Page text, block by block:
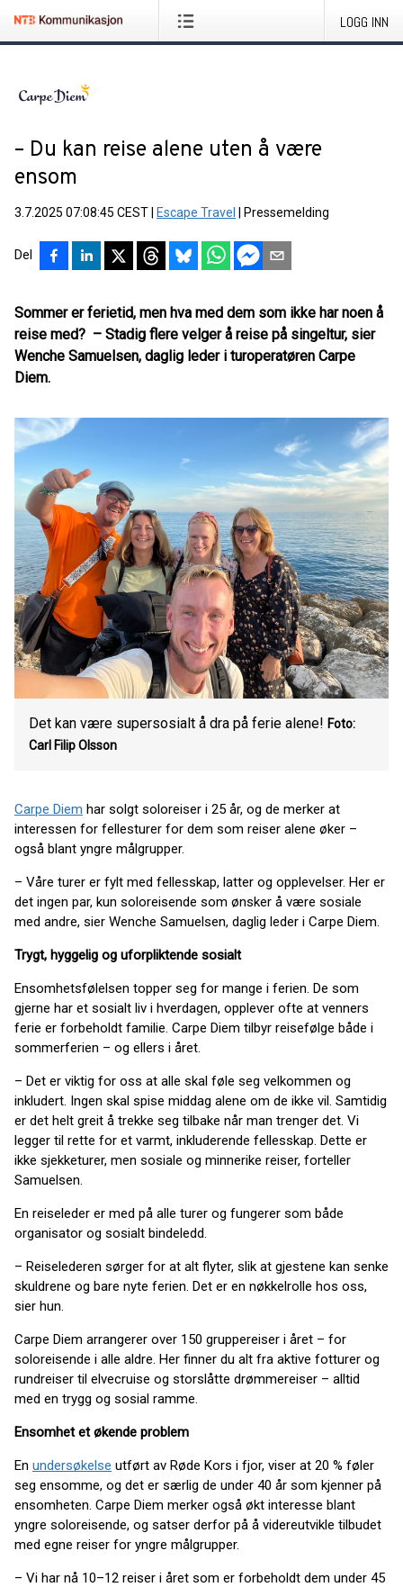
LOGG INN
– Du kan reise alene uten å være
ensom
3.7.2025 07:08:45 CEST Escape Travel Pressemelding
Del
Sommer er ferietid, men hva med dem som ikke har noen å
reise med? – Stadig flere velger å reise på singeltur, sier
Wenche Samuelsen, daglig leder i turoperatøren Carpe
Diem.
Det kan være supersosialt å dra på ferie alene! Foto:
Carl Filip Olsson
Carpe Diem har solgt soloreiser i 25 år, og de merker at
interessen for fellesturer for dem som reiser alene øker –
også blant yngre målgrupper.
– Våre turer er fylt med fellesskap, latter og opplevelser. Her er
det ingen par, kun soloreisende som ønsker å være sosiale
med andre, sier Wenche Samuelsen, daglig leder i Carpe Diem.
Trygt, hyggelig og uforpliktende sosialt
Ensomhetsfølelsen topper seg for mange i ferien. De som
gjerne har et sosialt liv i hverdagen, opplever ofte at venners
ferie er forbeholdt familie. Carpe Diem tilbyr reisefølge både i
sommerferien – og ellers i året.
– Det er viktig for oss at alle skal føle seg velkommen og
inkludert. Ingen skal spise middag alene om de ikke vil. Samtidig
er det helt greit å trekke seg tilbake når man trenger det. Vi
legger til rette for et varmt, inkluderende fellesskap. Dette er
ikke sjekketurer, men sosiale og minnerike reiser, forteller
Samuelsen.
En reiseleder er med på alle turer og fungerer som både
organisator og sosialt bindeledd.
– Reiselederen sørger for at alt flyter, slik at gjestene kan senke
skuldrene og bare nyte ferien. Det er en nøkkelrolle hos oss,
sier hun.
Carpe Diem arrangerer over 150 gruppereiser i året – for
soloreisende i alle aldre. Her finner du alt fra aktive fotturer og
rundreiser til elvecruise og storslåtte drømmereiser – alltid
med en trygg og sosial ramme.
Ensomhet et økende problem
En undersøkelse utført av Røde Kors i fjor, viser at 20 % føler
seg ensomme, og det er særlig de under 40 år som kjenner på
ensomheten. Carpe Diem merker også økt interesse blant
yngre soloreisende, og satser derfor på å videreutvikle tilbudet
med egne reiser for yngre målgrupper.
– Vi har nå 10–12 reiser i året som er forbeholdt dem under 45